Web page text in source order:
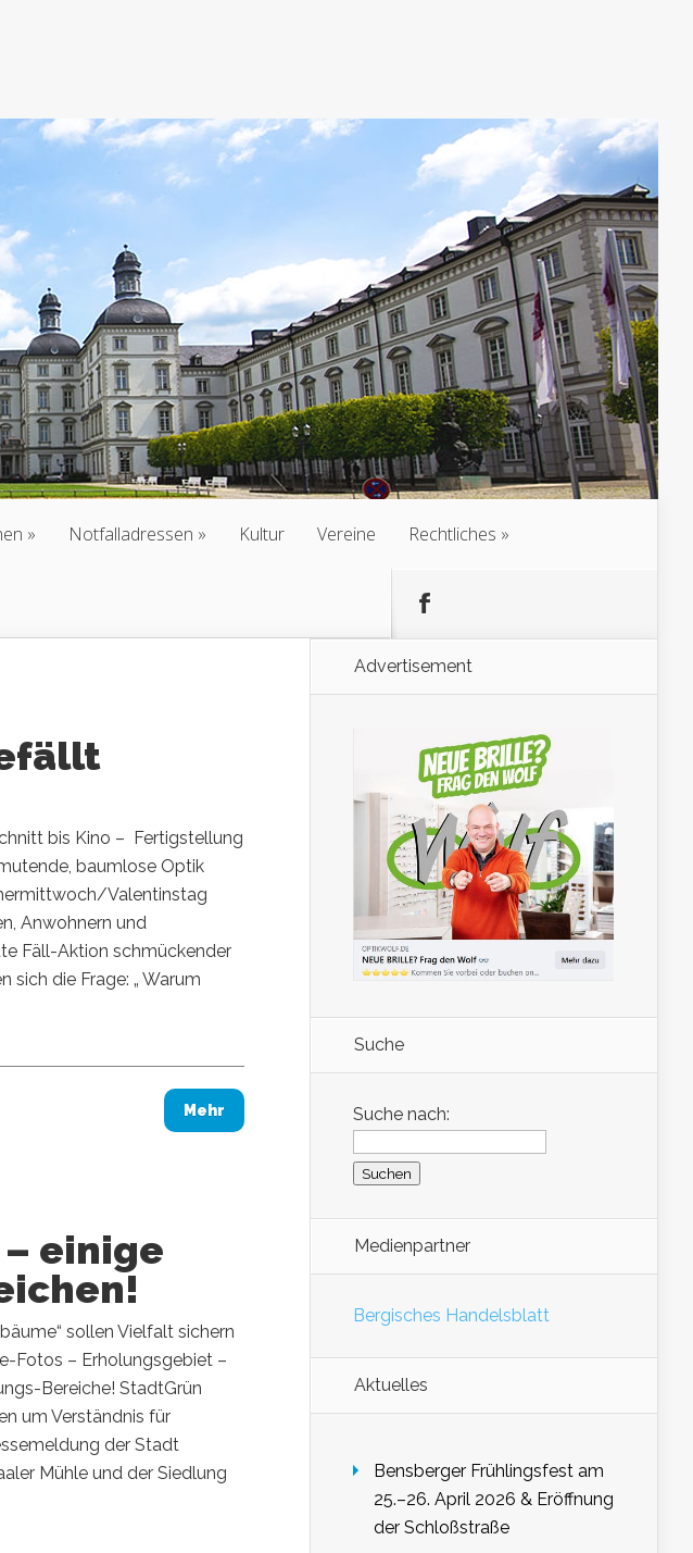
Notfalladressen Kultur Vereine Rechtliches
bis Kino – Fertigstellung
baumlose Optik
Valentinstag
Anwohnern und
Fäll-Aktion schmückender
sich die Frage: „ Warum
Mehr
einige
sollen Vielfalt sichern
Fotos – Erholungsgebiet –
Bereiche! StadtGrün
um Verständnis für
der Stadt
Mühle und der Siedlung
Advertisement
Suche
Suche nach:
Medienpartner
Bergisches Handelsblatt
Aktuelles
Bensberger Frühlingsfest am
25.–26. April 2026 & Eröffnung
der Schloßstraße